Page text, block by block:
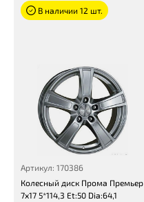
В наличии 12 шт.
Артикул: 170386
Колесный диск Прома Премьер
7x17 5*114,3 Et:50 Dia:64,1